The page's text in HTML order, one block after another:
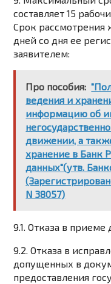
составляет 15
Срок рассмотрения
дней со дня ее
заявителем:
Про пособия:
ведения и
информацию об
движении, а
хранение в Банк
данных"(утв.
N 38057)
9.1. Отказа в приеме
9.2. Отказа в
допущенных в
предоставления